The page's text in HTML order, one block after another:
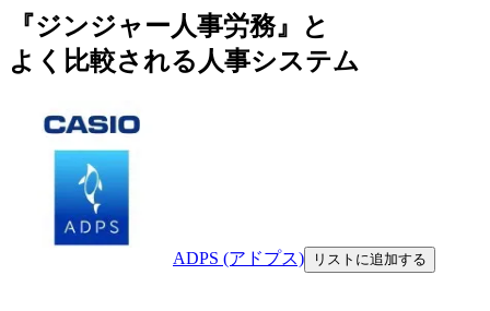
『ジンジャー人事労務』と
よく比較される人事システム
ADPS (アドプス) リストに追加する